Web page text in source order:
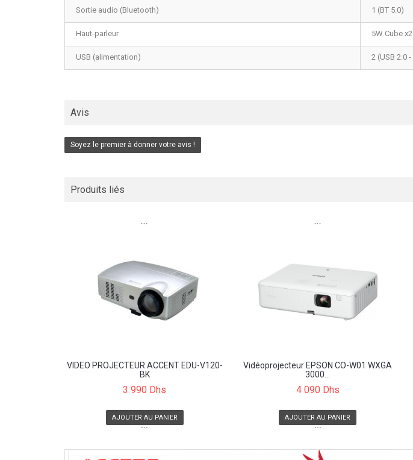
Sortie audio (Bluetooth) 1 (BT 5.0)
Haut-parleur 5W Cube
USB (alimentation) 2 (USB 2.0
Avis
Soyez le premier à donner votre avis !
Produits liés
```
VIDEO PROJECTEUR ACCENT EDU-V120-
BK
3 990 Dhs
AJOUTER AU PANIER
```
```
Vidéoprojecteur EPSON CO-W01 WXGA
3000...
4 090 Dhs
AJOUTER AU PANIER
```